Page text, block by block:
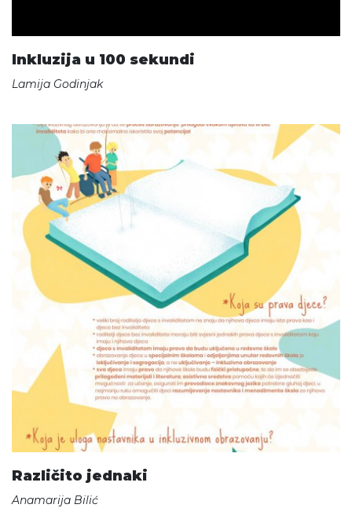
Inkluzija u 100 sekundi
Lamija Godinjak
Različito jednaki
Anamarija Bilić